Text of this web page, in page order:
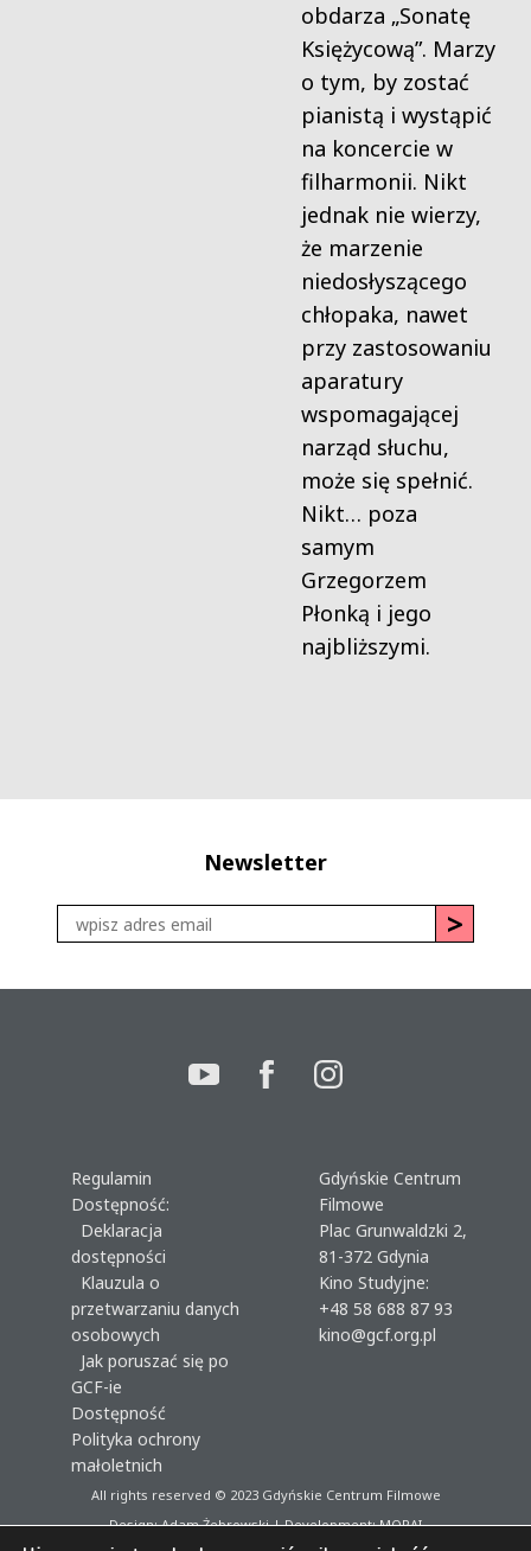
obdarza „Sonatę
Księżycową”. Marzy
o tym, by zostać
pianistą i wystąpić
na koncercie w
filharmonii. Nikt
jednak nie wierzy,
że marzenie
niedosłyszącego
chłopaka, nawet
przy zastosowaniu
aparatury
wspomagającej
narząd słuchu,
może się spełnić.
Nikt… poza
samym
Grzegorzem
Płonką i jego
najbliższymi.
Newsletter
Regulamin
Dostępność:
Deklaracja
dostępności
Klauzula o
przetwarzaniu danych
osobowych
Jak poruszać się po
GCF-ie
Dostępność
Polityka ochrony
małoletnich
Gdyńskie Centrum
Filmowe
Plac Grunwaldzki 2,
81-372 Gdynia
Kino Studyjne:
+48 58 688 87 93
kino@gcf.org.pl
All rights reserved © 2023Gdyńskie Centrum Filmowe
Design: Adam Żebrowski | Development:MORAI